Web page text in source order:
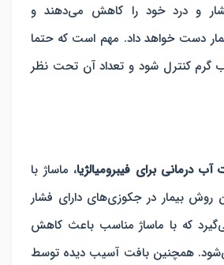
و درد خود را کاهش می‌دهند و
دست خواهد داد. مهم است که حتما
گرم کنترل شود و تعداد آن تحت نظر
آب درمانی برای فیبرومیالژیا، ماساژ با
بیمار در جکوزی‌های دارای فشار
که با ماساژ مناسب باعث کاهش
همچنین بافت آسیب دیده توسط